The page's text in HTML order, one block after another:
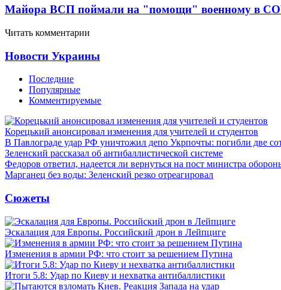
Майора ВСП поймали на "помощи" военному в
Читать комментарии
Новости Украины
Последние
Популярные
Комментируемые
Корецький анонсировал изменения для учителей и студентов
В Павлограде удар РФ уничтожил депо Укрпочты: погибли две
Зеленский рассказал об антибаллистической системе
Федоров ответил, надеется ли вернуться на пост министра
Марганец без воды: Зеленский резко отреагировал
Сюжеты
Эскалация для Европы. Российский дрон в Лейпциге
Изменения в армии РФ: что стоит за решением Путина
Итоги 5.8: Удар по Киеву и нехватка антибаллистики